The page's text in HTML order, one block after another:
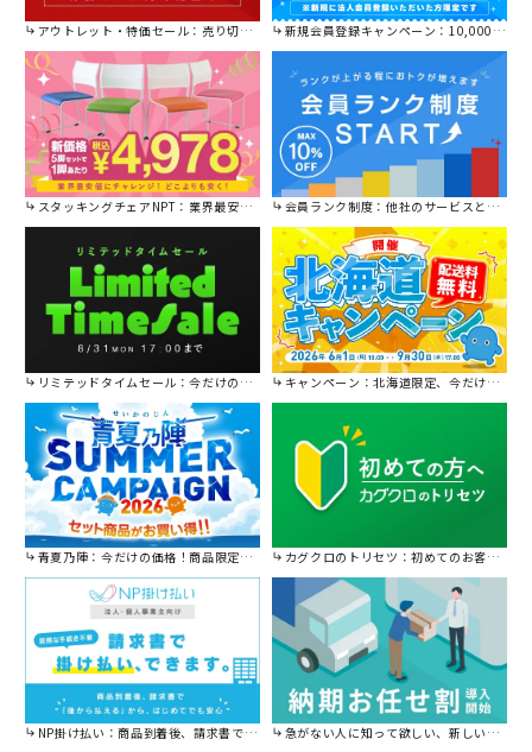
アウトレット・特価セール：売り切れ御免の特別価格！ 新規会員登録キャンペーン：10,000円OFFクーポン進呈中！
スタッキングチェアNPT：業界最安値に挑戦！ 会員ランク制度：他社のサービスと比較してください。
リミテッドタイムセール：今だけの限定セール。 キャンペーン：北海道限定、今だけ送料無料！
青夏乃陣：今だけの価格！商品限定セール開催中です。 カグクロのトリセツ：初めてのお客様はこちら。
NP掛け払い：商品到着後、請求書で後から払えます。 急がない人に知って欲しい、新しい割引を始めました。